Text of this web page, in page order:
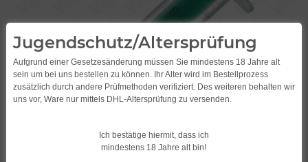
Jugendschutz/Altersprüfung
Aufgrund einer Gesetzesänderung müssen Sie mindestens 18 Jahre alt
sein um bei uns bestellen zu können. Ihr Alter wird im Bestellprozess
zusätzlich durch andere Prüfmethoden verifiziert. Des weiteren behalten wir
uns vor, Ware nur mittels DHL-Altersprüfung zu versenden.
Ich bestätige hiermit, dass ich
mindestens 18 Jahre alt bin!